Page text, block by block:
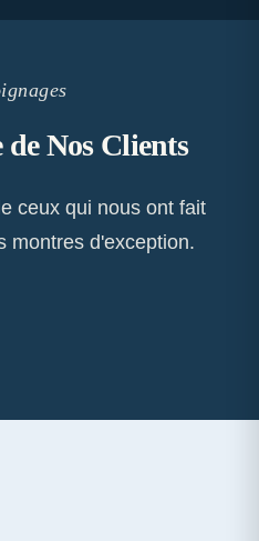
Nos Clients
ceux qui nous ont fait
montres d'exception.